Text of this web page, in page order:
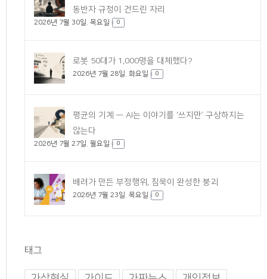
동반자 규정이 건드린 자리
2026년 7월 30일. 목요일 0
로봇 50대가 1,000명을 대체했다?
2026년 7월 28일. 화요일 0
평균의 기계 — AI는 이야기를 ‘쓰지만’ 구상하지는
않는다
2026년 7월 27일. 월요일 0
배려가 만든 부정행위, 침묵이 완성한 붕괴
2026년 7월 23일. 목요일 0
태그